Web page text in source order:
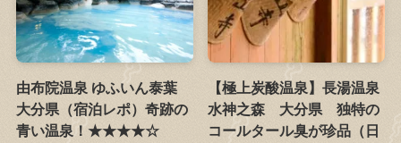
由布院温泉 ゆふいん泰葉
大分県（宿泊レポ）奇跡の
青い温泉！★★★★☆
【極上炭酸温泉】長湯温泉
水神之森 大分県 独特の
コールタール臭が珍品（日